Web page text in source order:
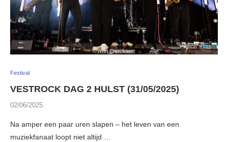
Festival
VESTROCK DAG 2 HULST (31/05/2025)
02/06/2025
Na amper een paar uren slapen – het leven van een
muziekfanaat loopt niet altijd …